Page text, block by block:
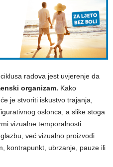
radova jest uvjerenje da
organizam. Kako
je stvoriti iskustvo trajanja,
oslonca, a slike stoga
vizualne temporalnosti.
već vizualno proizvodi
kontrapunkt, ubrzanje, pauze ili